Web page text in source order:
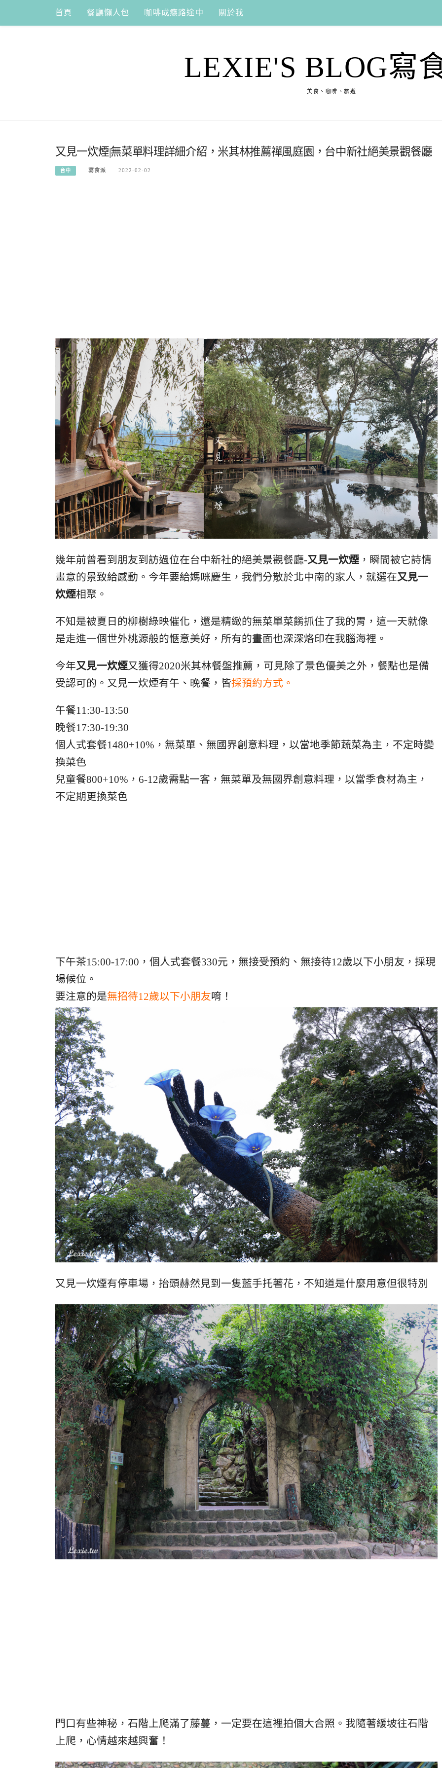
content
首頁 餐廳懶人包 咖啡成癮路途中 關於我
LEXIE'S BLOG寫
美食、咖啡、旅遊
又見一炊煙|無菜單料理詳細介紹，米其林推薦禪風庭園，台中新社絕美景觀餐廳
台中 寫食派 2022-02-02
幾年前曾看到朋友到訪過位在台中新社的絕美景觀餐廳-又見一炊煙 ，瞬間被它詩情
畫意的景致給感動。今年要給媽咪慶生，我們分散於北中南的家人，就選在又見一
炊煙相聚。
不知是被夏日的柳樹綠映催化，還是精緻的無菜單菜餚抓住了我的胃，這一天就像
是走進一個世外桃源般的愜意美好，所有的畫面也深深烙印在我腦海裡。
今年又見一炊煙又獲得2020米其林餐盤推薦，可見除了景色優美之外，餐點也是備
受認可的。又見一炊煙有午、晚餐，皆採預約方式。
午餐11:30-13:50
晚餐17:30-19:30
個人式套餐1480+10%，無菜單、無國界創意料理，以當地季節蔬菜為主，不定時變
換菜色
兒童餐800+10%，6-12歲需點一客，無菜單及無國界創意料理，以當季食材為主，
不定期更換菜色
下午茶15:00-17:00，個人式套餐330元，無接受預約、無接待12歲以下小朋友，採現
場候位。
要注意的是無招待12歲以下小朋友唷！
又見一炊煙有停車場，抬頭赫然見到一隻藍手托著花，不知道是什麼用意但很特別
門口有些神秘，石階上爬滿了藤蔓，一定要在這裡拍個大合照。我隨著緩坡往石階
上爬，心情越來越興奮！